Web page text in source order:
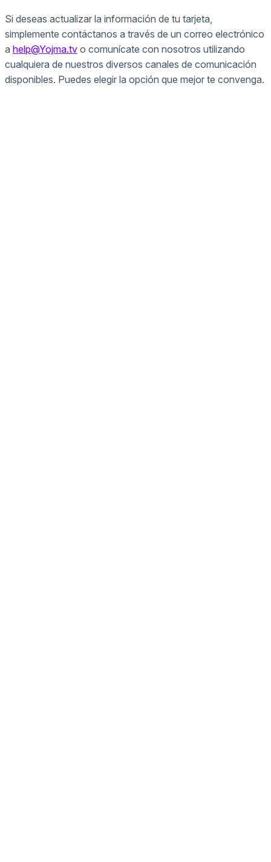
Si deseas actualizar la información de tu tarjeta,
simplemente contáctanos a través de un correo electrónico
a help@Yojma.tv o comunícate con nosotros utilizando
cualquiera de nuestros diversos canales de comunicación
disponibles. Puedes elegir la opción que mejor te convenga.